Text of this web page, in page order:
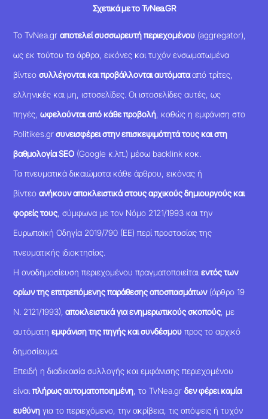
Σχετικά με το TvNea.GR
Το TvNea.grαποτελεί συσσωρευτή περιεχομένου (aggregator),
ως εκ τούτου τα άρθρα, εικόνες και τυχόν ενσωματωμένα
βίντεοσυλλέγονται και προβάλλονται αυτόματααπό τρίτες,
ελληνικές και μη, ιστοσελίδες. Οι ιστοσελίδες αυτές, ως
πηγές,ωφελούνται από κάθε προβολή , καθώς η εμφάνιση στο
Politikes.grσυνεισφέρει στην επισκεψιμότητά τους και στη
βαθμολογία SEO (Google κ.λπ.) μέσω backlink κοκ.
Τα πνευματικά δικαιώματα κάθε άρθρου, εικόνας ή
βίντεοανήκουν αποκλειστικά στους αρχικούς δημιουργούς και
φορείς τους , σύμφωνα με τον Νόμο 2121/1993 και την
Ευρωπαϊκή Οδηγία 2019/790 (ΕΕ) περί προστασίας της
πνευματικής ιδιοκτησίας.
Η αναδημοσίευση περιεχομένου πραγματοποιείταιεντός των
ορίων της επιτρεπόμενης παράθεσης αποσπασμάτων(άρθρο 19
Ν. 2121/1993), αποκλειστικά για ενημερωτικούς σκοπούς , με
αυτόματηεμφάνιση της πηγής και συνδέσμου προς το αρχικό
δημοσίευμα.
Επειδή η διαδικασία συλλογής και εμφάνισης περιεχομένου
είναιπλήρως αυτοματοποιημένη , το TvNea.grδεν φέρει καμία
ευθύνη για το περιεχόμενο, την ακρίβεια, τις απόψεις ή τυχόν